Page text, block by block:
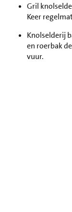
Gril
Keer
Knolselderij
en roerbak
vuur.